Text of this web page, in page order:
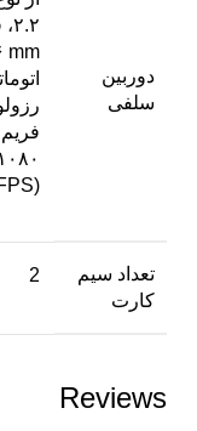
دوربین
سلفی
(۱۰۸۰p@۳۰FPS)
تعداد سیم
کارت
2
Reviews